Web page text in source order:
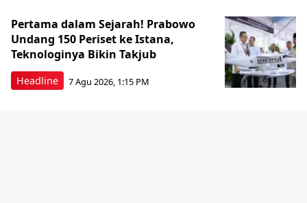
Headline
Pertama dalam Sejarah! Prabowo
Undang 150 Periset ke Istana,
Teknologinya Bikin Takjub
7 Agu 2026, 1:15 PM